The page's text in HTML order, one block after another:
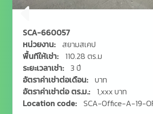
SCA-660058
หน่วยงาน: สยามสเคป
พื้นทีให้เช่า:
273.56 ตร.ม
ระยะเวลาเช่า: 3 ปี
อัตราค่าเช่าต่อเดือน: บาท
อัตราค่าเช่าต่อ ตร.ม.:
1,xxx บาท
Location code: SCA-Office-A-19-